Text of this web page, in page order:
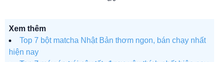
Xem thêm
Top 7 bột matcha Nhật Bản thơm ngon, bán chạy nhất
hiện nay